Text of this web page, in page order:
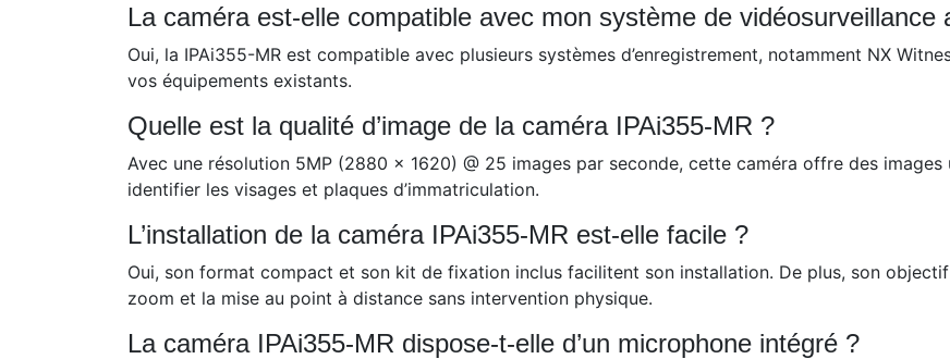
La caméra est-elle compatible avec mon système de vidéosurveillance
Oui, la IPAi355-MR est compatible avec plusieurs systèmes d’enregistrement, notamment NX
vos équipements existants.
Quelle est la qualité d’image de la caméra IPAi355-MR ?
Avec une résolution 5MP (2880 x 1620) @ 25 images par seconde, cette caméra offre des
identifier les visages et plaques d’immatriculation.
L’installation de la caméra IPAi355-MR est-elle facile ?
Oui, son format compact et son kit de fixation inclus facilitent son installation. De plus, son
zoom et la mise au point à distance sans intervention physique.
La caméra IPAi355-MR dispose-t-elle d’un microphone intégré ?